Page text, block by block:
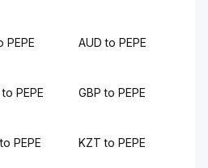
PEPE AUD to PEPE
PEPE GBP to PEPE
PEPE KZT to PEPE